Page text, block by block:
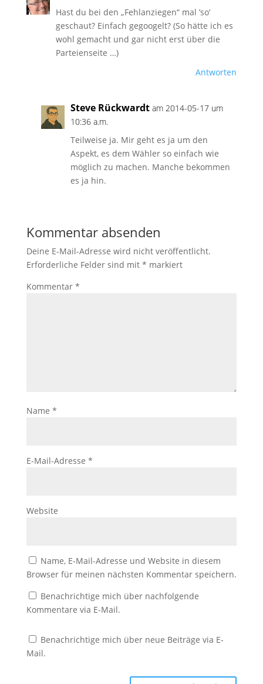
Hast du bei den „Fehlanziegen“ mal ’so‘
geschaut? Einfach gegoogelt? (So hätte ich es
wohl gemacht und gar nicht erst über die
Parteienseite …)
Antworten
Steve Rückwardt am 2014-05-17 um
10:36 a.m.
Teilweise ja. Mir geht es ja um den
Aspekt, es dem Wähler so einfach wie
möglich zu machen. Manche bekommen
es ja hin.
Kommentar absenden
Deine E-Mail-Adresse wird nicht veröffentlicht.
Erforderliche Felder sind mit * markiert
Kommentar *
Name *
E-Mail-Adresse *
Website
Name, E-Mail-Adresse und Website in diesem
Browser für meinen nächsten Kommentar speichern.
Benachrichtige mich über nachfolgende
Kommentare via E-Mail.
Benachrichtige mich über neue Beiträge via E-
Mail.